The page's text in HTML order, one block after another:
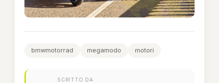
bmwmotorrad megamodo motori
SCRITTO DA